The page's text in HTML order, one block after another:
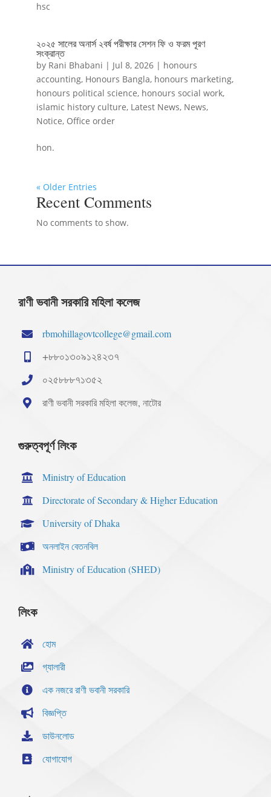
hsc
২০২৫ সালের অনার্স ২বর্ষ পরীক্ষার সেশন ফি ও ফরম পূরণ
সংক্রান্ত
by Rani Bhabani | Jul 8, 2026| honours
accounting, Honours Bangla, honours marketing,
honours political science, honours social work,
islamic history culture, Latest News, News,
Notice, Office order
hon.
« Older Entries
Recent Comments
No comments to show.
রাণী ভবানী সরকারি মহিলা কলেজ
rbmohillagovtcollege@gmail.com
+৮৮০১৩০৯১২৪২৩৭
০২৫৮৮৮৭১৩৫২
রাণী ভবানী সরকারি মহিলা কলেজ, নাটোর
গুরুত্বপূর্ণ লিংক
Ministry of Education
Directorate of Secondary & Higher Education
University of Dhaka
অনলাইন বেতনবিল
Ministry of Education (SHED)
লিংক
হোম
গ্যালারী
এক নজরে রাণী ভবানী সরকারি
বিজ্ঞপ্তি
ডাউনলোড
যোগাযোগ